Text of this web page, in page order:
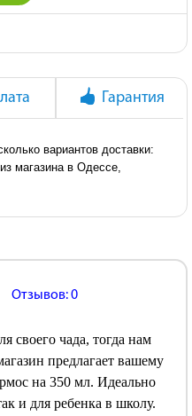
Гарантия
вариантов доставки:
магазина в Одессе,
Отзывов: 0
своего чада, тогда нам
предлагает вашему
на 350 мл. Идеально
и для ребенка в школу.